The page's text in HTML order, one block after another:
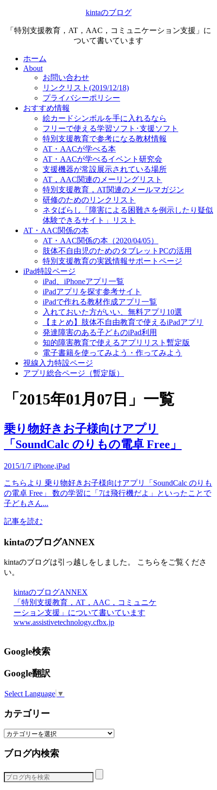
kintaのブログ
「特別支援教育，AT，AAC，コミュニケーション支援」に
ついて書いています
ホーム
About
お問い合わせ
リンクリスト(2019/12/18)
プライバシーポリシー
おすすめ情報
絵カードシンボルを手に入れるなら
フリーで使える学習ソフト･支援ソフト
特別支援教育で参考になる教材情報
AT・AACが学べる本
AT・AACが学べるイベント研究会
支援機器が常設展示されている場所
AT，AAC関連のメーリングリスト
特別支援教育，AT関連のメールマガジン
研修のためのリンクリスト
ネタばらし「障害による困難さを例示したり疑似
体験できるサイト」リスト
AT・AAC関係の本
AT・AAC関係の本（2020/04/05）
肢体不自由児のためのタブレットPCの活用
特別支援教育の実践情報サポートページ
iPad特設ページ
iPad、iPhoneアプリ一覧
iPadアプリを探す参考サイト
iPadで作れる教材作成アプリ一覧
入れておいた方がいい、無料アプリ10選
【まとめ】肢体不自由教育で使えるiPadアプリ
発達障害のある子どものiPad利用
知的障害教育で使えるアプリリスト暫定版
電子書籍を使ってみよう・作ってみよう
視線入力特設ページ
アプリ総合ページ（暫定版）
「 2015年01月07日 」 一覧
乗り物好きお子様向けアプリ
「SoundCalc のりもの電卓 Free」
2015/1/7 iPhone,iPad
こちらより 乗り物好きお子様向けアプリ「SoundCalc のりも
の電卓 Free」 数の学習に「7は飛行機だよ」といったことで
子どもさん...
記事を読む
kintaのブログANNEX
kintaのブログは引っ越しをしました。 こちらをご覧くださ
い。
kintaのブログANNEX
「特別支援教育，AT，AAC，コミュニケ
ーション支援」について書いています
www.assistivetechnology.cfbx.jp
Google検索
Google翻訳
Select Language ▼
カテゴリー
カ
ゴ
ー
ブログ内検索